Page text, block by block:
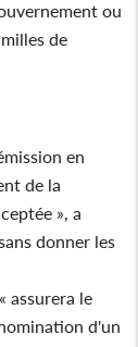
ou
de
en
de la
», a
donner les
assurera le
d'un